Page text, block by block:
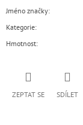
Jméno značky:
Kategorie:
Hmotnost:
ZEPTAT SE SDÍLET